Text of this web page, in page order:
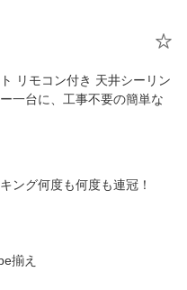
リモコン付き 天井シーリン
一台に、工事不要の簡単な
ング何度も何度も連冠！
揃え